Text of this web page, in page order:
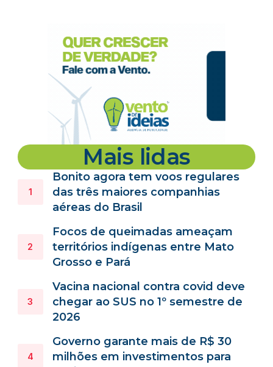
Mais lidas
Bonito agora tem voos regulares
das três maiores companhias
aéreas do Brasil
Focos de queimadas ameaçam
territórios indígenas entre Mato
Grosso e Pará
Vacina nacional contra covid deve
chegar ao SUS no 1º semestre de
2026
Governo garante mais de R$ 30
milhões em investimentos para